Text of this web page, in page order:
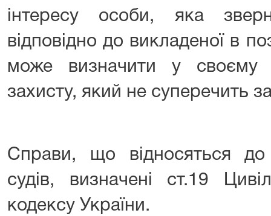
інтересу особи, яка
відповідно до викладеної в
може визначити у своєму
захисту, який не суперечить
Справи, що відносяться до
судів, визначені ст.19
кодексу України.